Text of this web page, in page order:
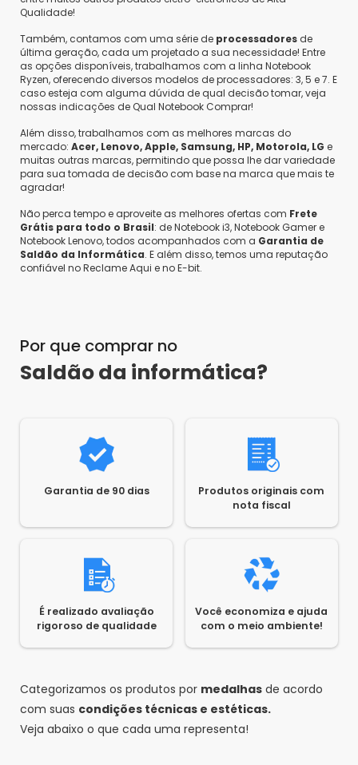
Qualidade!
Também, contamos com uma série de processadores de
última geração, cada um projetado a sua necessidade! Entre
as opções disponíveis, trabalhamos com a linha Notebook
Ryzen, oferecendo diversos modelos de processadores: 3, 5 e 7. E
caso esteja com alguma dúvida de qual decisão tomar, veja
nossas indicações de Qual Notebook Comprar!
Além disso, trabalhamos com as melhores marcas do
mercado: Acer, Lenovo, Apple, Samsung, HP, Motorola, LG e
muitas outras marcas, permitindo que possa lhe dar variedade
para sua tomada de decisão com base na marca que mais te
agradar!
Não perca tempo e aproveite as melhores ofertas com Frete
Grátis para todo o Brasil: de Notebook i3, Notebook Gamer e
Notebook Lenovo, todos acompanhados com a Garantia de
Saldão da Informática. E além disso, temos uma reputação
confiável no Reclame Aqui e no E-bit.
Por que comprar no
Saldão da informática?
Garantia de 90 dias
Produtos originais com
nota fiscal
É realizado avaliação
rigoroso de qualidade
Você economiza e ajuda
com o meio ambiente!
Categorizamos os produtos por medalhas de acordo
com suas condições técnicas e estéticas.
Veja abaixo o que cada uma representa!